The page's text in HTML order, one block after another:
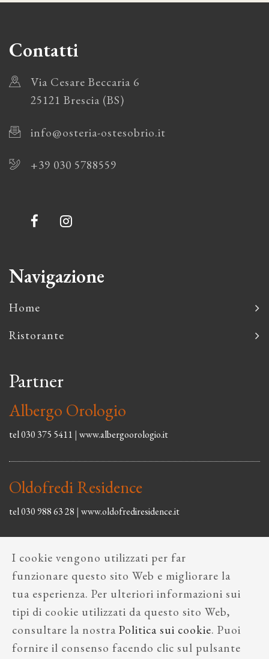
Contatti
Via Cesare Beccaria 6
25121 Brescia (BS)
info@osteria-ostesobrio.it
+39 030 5788559
Navigazione
Home
Ristorante
Partner
Albergo Orologio
tel 030 375 5411 | www.albergoorologio.it
Oldofredi Residence
tel 030 988 63 28 | www.oldofrediresidence.it
2018 © L'Oste Sobrio Tutti i diritti riservati
L'Oste Sobrio | Via Cesare Beccaria 6, 25121 Brescia (BS)
I cookie vengono utilizzati per far
funzionare questo sito Web e migliorare la
tua esperienza. Per ulteriori informazioni sui
tipi di cookie utilizzati da questo sito Web,
consultare la nostra Politica sui cookie. Puoi
fornire il consenso facendo clic sul pulsante